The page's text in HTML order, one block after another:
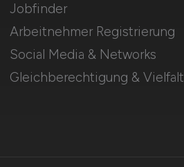
Jobfinder
Arbeitnehmer Registrierung
Social Media & Networks
Gleichberechtigung & Vielfalt